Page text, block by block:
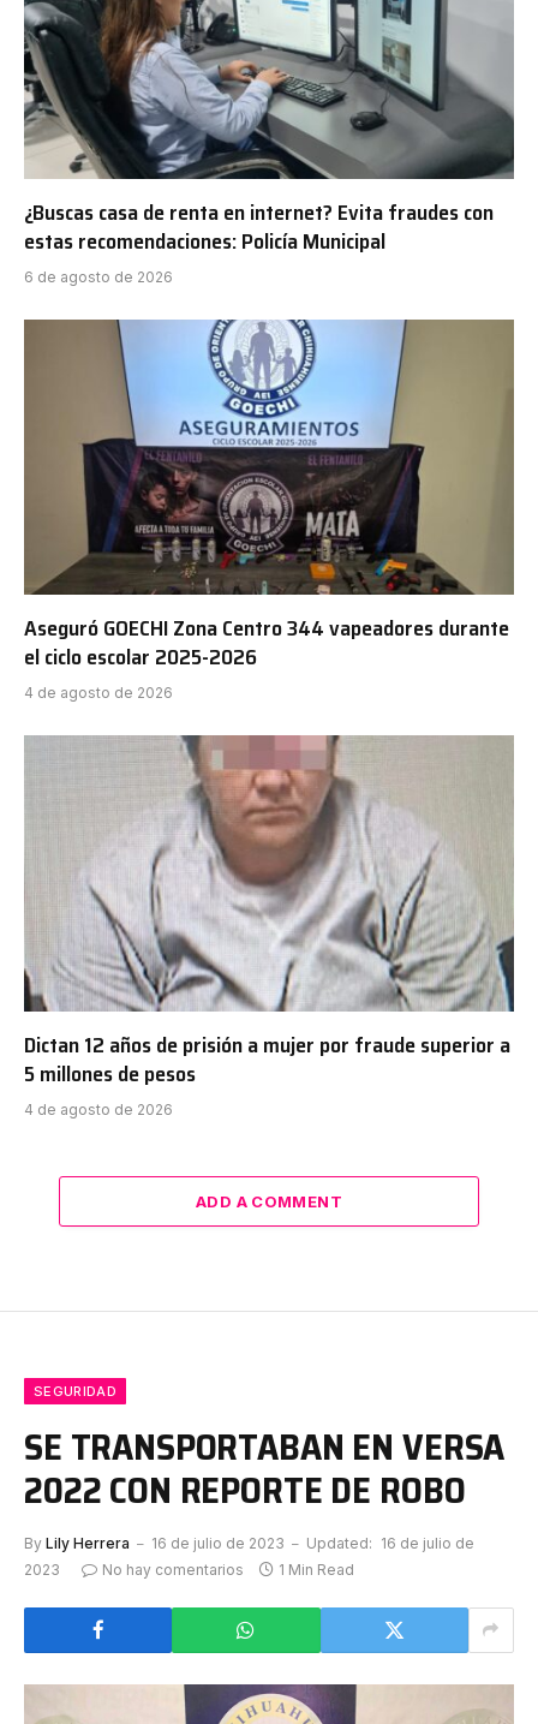
¿Buscas casa de renta en internet? Evita fraudes con
estas recomendaciones: Policía Municipal
6 de agosto de 2026
Aseguró GOECHI Zona Centro 344 vapeadores durante
el ciclo escolar 2025-2026
4 de agosto de 2026
Dictan 12 años de prisión a mujer por fraude superior a
5 millones de pesos
4 de agosto de 2026
ADD A COMMENT
SEGURIDAD
SE TRANSPORTABAN EN VERSA
2022 CON REPORTE DE ROBO
By Lily Herrera 16 de julio de 2023 Updated: 16 de julio de
2023
No hay comentarios 1 Min Read